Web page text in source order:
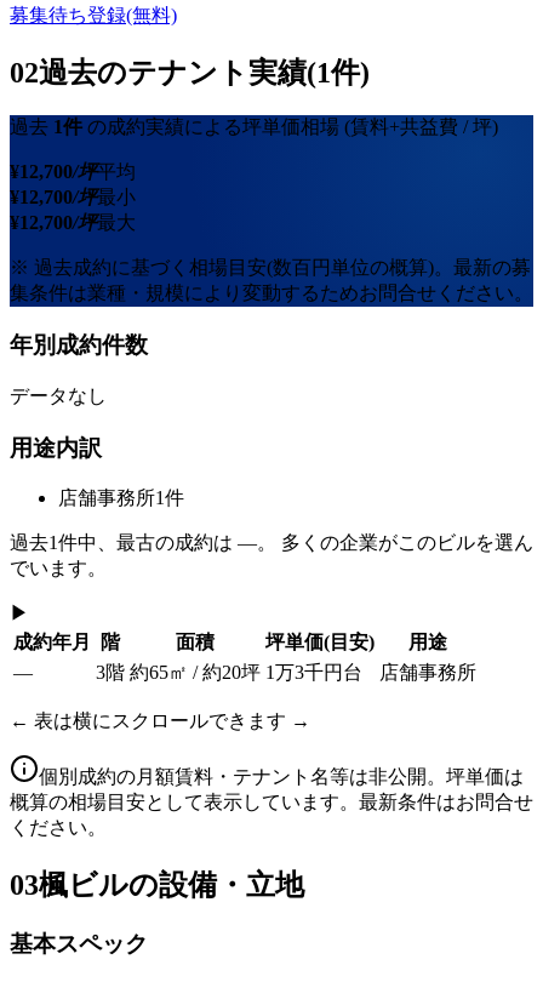
募集待ち登録(無料)
02過去のテナント実績(1件)
過去 1件 の成約実績による坪単価相場 (賃料+共益費 / 坪)
¥12,700/坪平均
¥12,700/坪最小
¥12,700/坪最大
※ 過去成約に基づく相場目安(数百円単位の概算)。最新の募
集条件は業種・規模により変動するためお問合せください。
年別成約件数
データなし
用途内訳
店舗事務所1件
過去1件中、最古の成約は —。 多くの企業がこのビルを選ん
でいます。
▶
成約年月
階 面積 坪単価(目安)
用途
—
3階 約65㎡ / 約20坪 1万3千円台 店舗事務所
← 表は横にスクロールできます →
個別成約の月額賃料・テナント名等は非公開。坪単価は
概算の相場目安として表示しています。最新条件はお問合せ
ください。
03楓ビルの設備・立地
基本スペック